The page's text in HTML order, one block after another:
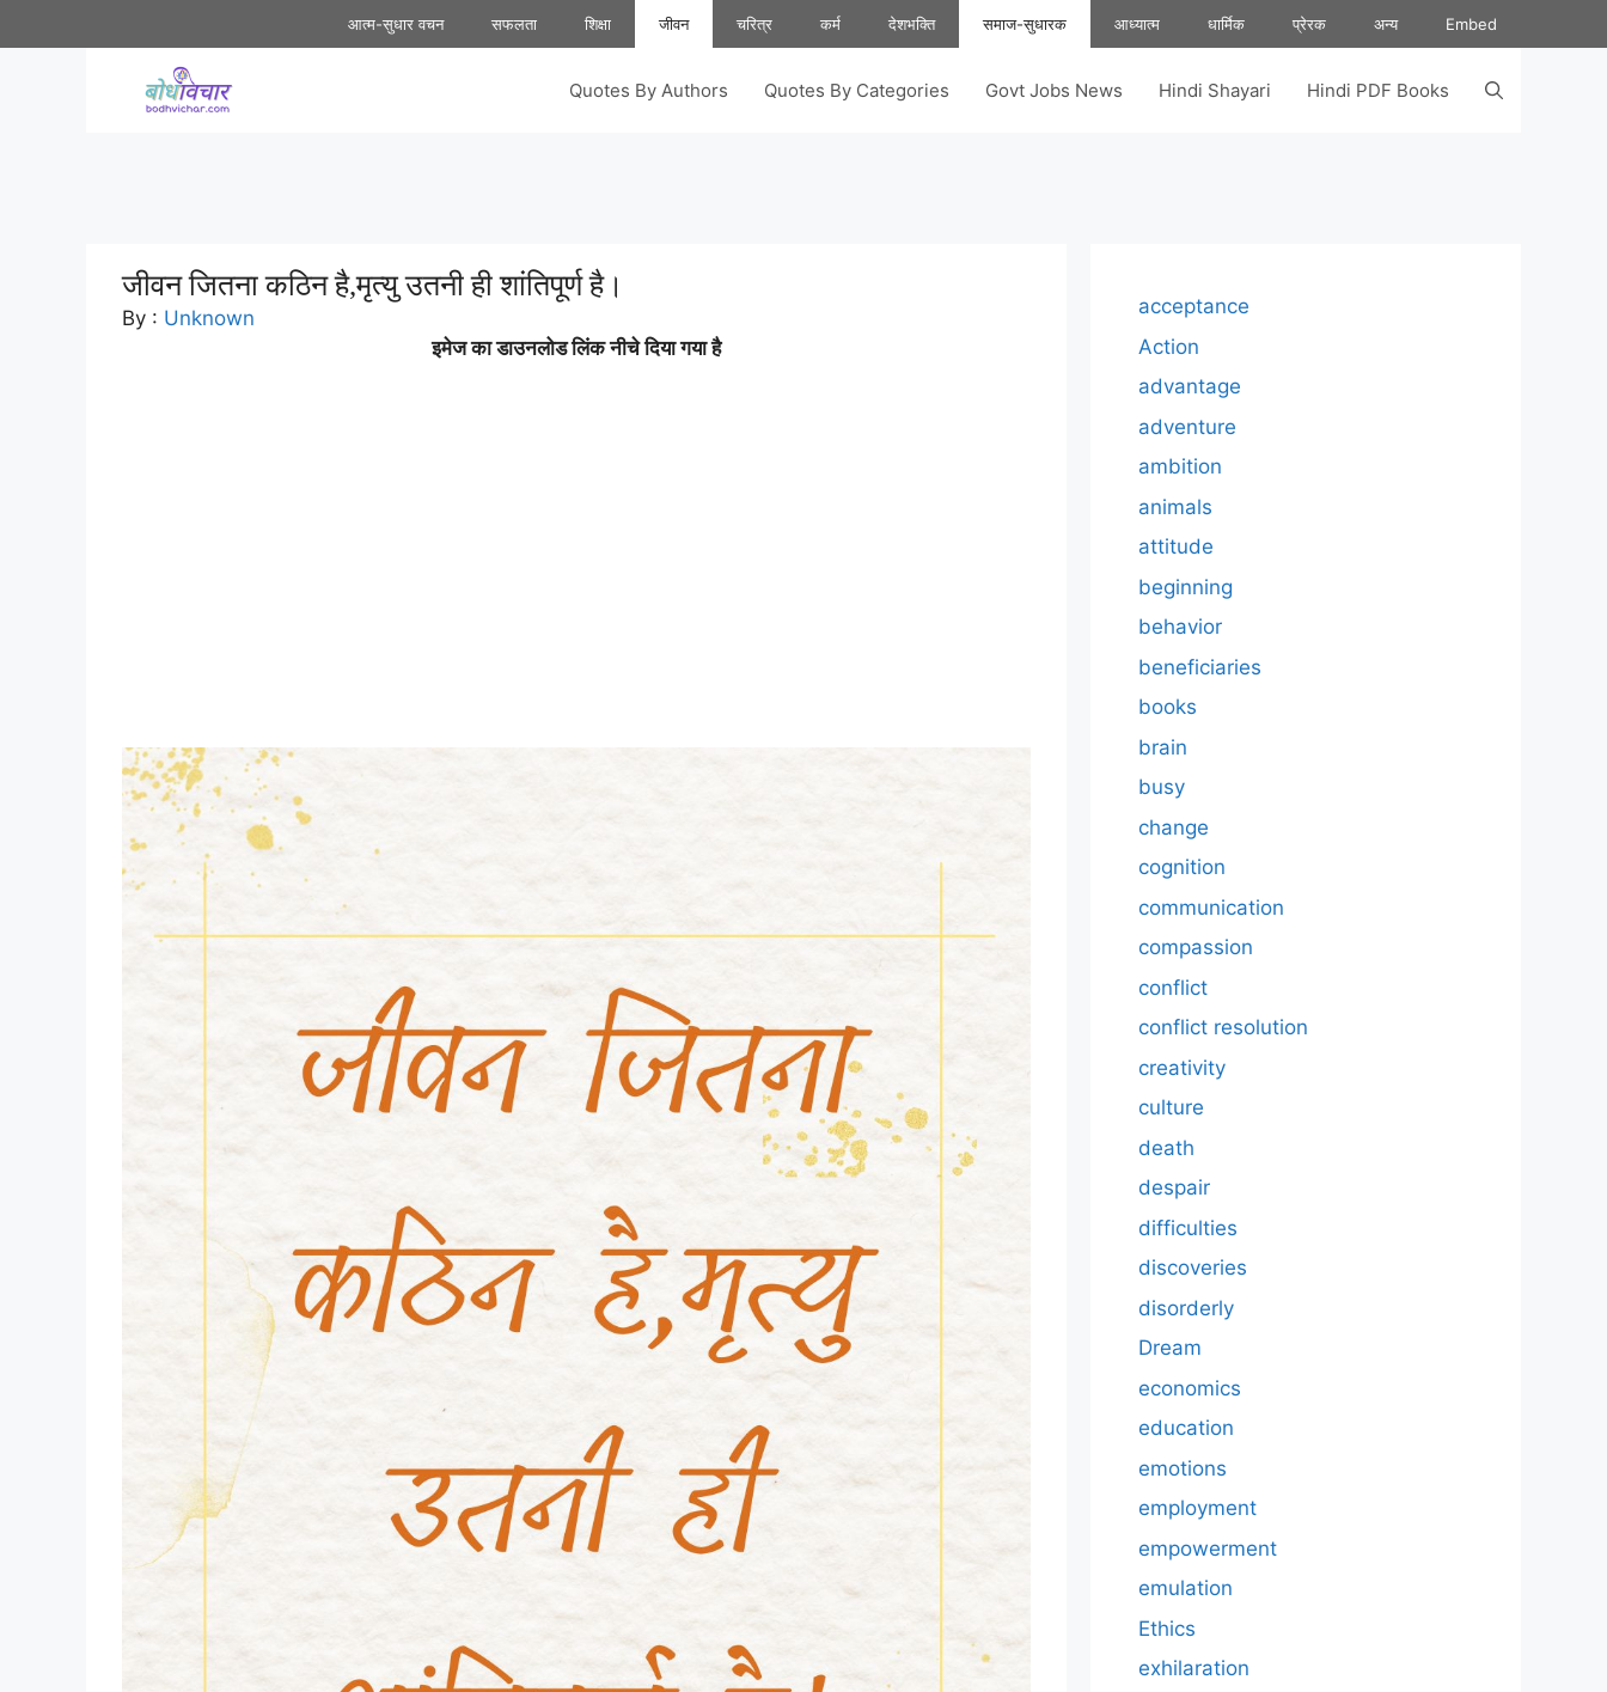
to
आत्म-सुधार वचन सफलता शिक्षा जीवन चरित्र कर्म देशभक्ति समाज-सुधारक आध्यात्म धार्मिक प्रेरक अन्य Embed
Quotes By Authors Quotes By Categories Govt Jobs News Hindi Shayari Hindi PDF Books
जीवन जितना कठिन है,मृत्यु उतनी ही शांतिपूर्ण है।
By : Unknown
इमेज का डाउनलोड लिंक नीचे दिया गया है
acceptance
Action
advantage
adventure
ambition
animals
attitude
beginning
behavior
beneficiaries
books
brain
busy
change
cognition
communication
compassion
conflict
conflict resolution
creativity
culture
death
despair
difficulties
discoveries
disorderly
Dream
economics
education
emotions
employment
empowerment
emulation
Ethics
exhilaration